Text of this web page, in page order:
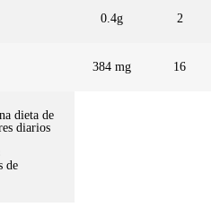
0.4g 2
384 mg 16
dieta de
diarios
de